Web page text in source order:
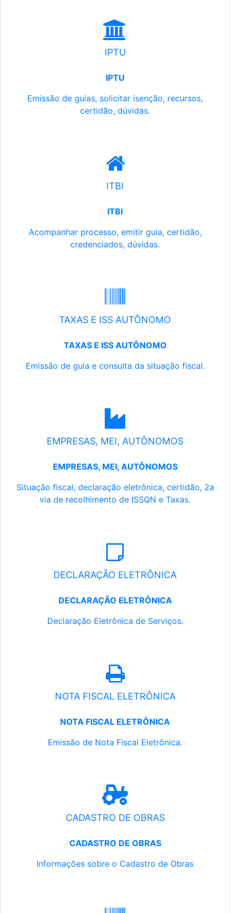
IPTU
IPTU
Emissão de guias, solicitar isenção, recursos,
certidão, dúvidas.
ITBI
ITBI
Acompanhar processo, emitir guia, certidão,
credenciados, dúvidas.
TAXAS E ISS AUTÔNOMO
TAXAS E ISS AUTÔNOMO
Emissão de guia e consulta da situação fiscal.
EMPRESAS, MEI, AUTÔNOMOS
EMPRESAS, MEI, AUTÔNOMOS
Situação fiscal, declaração eletrônica, certidão, 2a
via de recolhimento de ISSQN e Taxas.
DECLARAÇÃO ELETRÔNICA
DECLARAÇÃO ELETRÔNICA
Declaração Eletrônica de Serviços.
NOTA FISCAL ELETRÔNICA
NOTA FISCAL ELETRÔNICA
Emissão de Nota Fiscal Eletrônica.
CADASTRO DE OBRAS
CADASTRO DE OBRAS
Informações sobre o Cadastro de Obras